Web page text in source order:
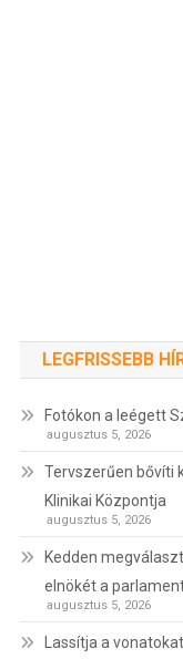
LEGFRISSEBB
Fotókon a leégett
augusztus 5, 2026
Tervszerűen bővíti
Klinikai Központja
augusztus 5, 2026
Kedden
elnökét a
augusztus 5, 2026
Lassítja a